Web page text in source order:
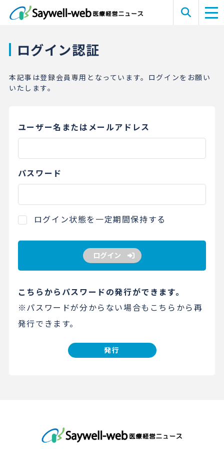
ログイン認証
本記事は登録会員専用となっています。ログインをお願い
いたします。
ユーザー名またはメールアドレス
パスワード
ログイン状態を一定期間保持する
ログイン
こちらからパスワードの発行ができます。
※パスワードが分からない場合もこちらから再
発行できます。
発行